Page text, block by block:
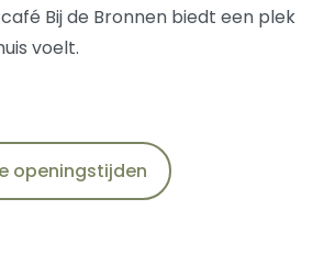
Bij de Bronnen biedt een plek
voelt.
openingstijden